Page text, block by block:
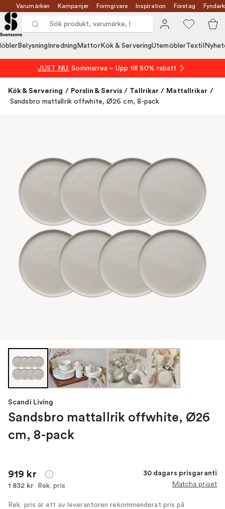
Varumärken Kampanjer Formgivare Inspiration Företag
Belysning Inredning MattorKök & ServeringUtemöblerTextil
JUST NU: Sommarrea – Upp till 50% rabatt
Kök & Servering / Porslin & Servis / Tallrikar / Mattallrikar /
Sandsbro mattallrik offwhite, Ø26 cm, 8-pack
Scandi Living
Sandsbro mattallrik offwhite, Ø26
cm, 8-pack
919 kr
1 832 kr Rek. pris
30 dagars prisgaranti
Matcha priset
Rek. pris är ett av leverantören rekommenderat pris på